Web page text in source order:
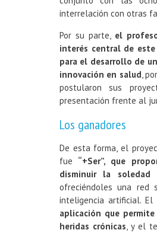
interrelación con otras
Por su parte, el
interés central de
para el desarrollo de
innovación en salud,
postularon sus
presentación frente al
Los ganadores
De esta forma, el
fue “+Ser”, que
disminuir la
ofreciéndoles una red
inteligencia artificial.
aplicación que
heridas crónicas, y el